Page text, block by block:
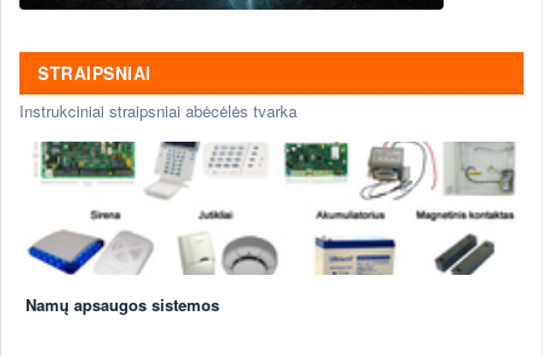
STRAIPSNIAI
Instrukciniai straipsniai abėcėlės tvarka
Namų apsaugos sistemos